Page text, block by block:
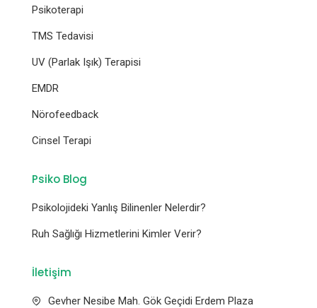
Psikoterapi
TMS Tedavisi
UV (Parlak Işık) Terapisi
EMDR
Nörofeedback
Cinsel Terapi
Psiko Blog
Psikolojideki Yanlış Bilinenler Nelerdir?
Ruh Sağlığı Hizmetlerini Kimler Verir?
İletişim
Gevher Nesibe Mah. Gök Geçidi Erdem Plaza